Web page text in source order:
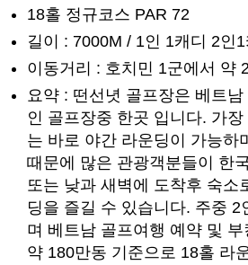
18홀 정규코스 PAR 72
길이 : 7000M / 1인 1캐디 2인
이동거리 : 호치민 1군에서 약
요약 : 떤선녓 골프장은 베트
인 골프장중 한곳 입니다. 가
는 바로 야간 라운딩이 가능하
때문에 많은 관광객분들이 한
또는 낮과 새벽에 도착후 숙소
딩을 즐길 수 있습니다. 주중 2
며 베트남 골프여행 예약 및
약 180만동 기준으로 18홀 라